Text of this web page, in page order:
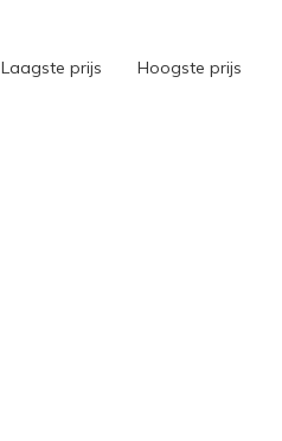
Laagste prijs Hoogste prijs